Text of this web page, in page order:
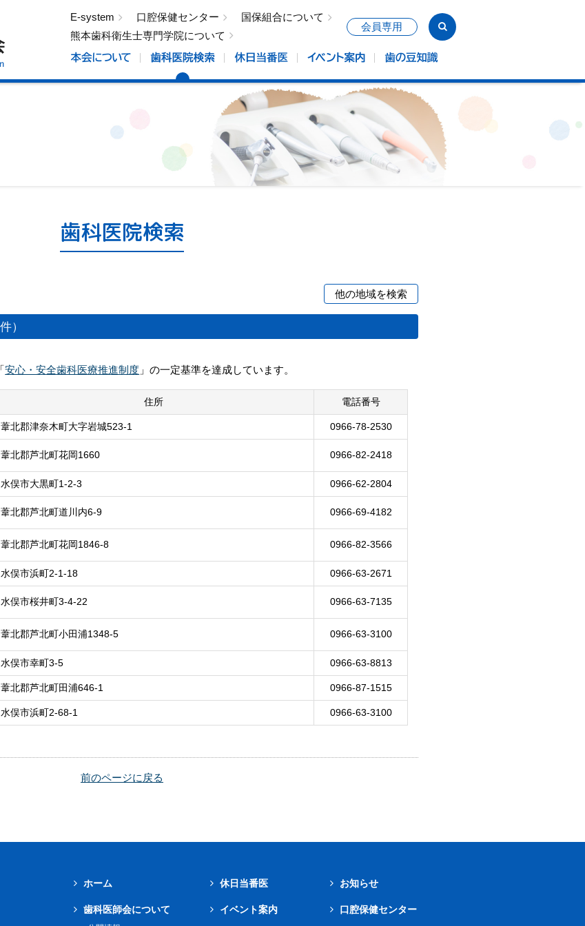
E-system 口腔保健センター
国保組合について
熊本歯科衛生士専門学院について
会員専用
歯科医院検索
他の地域を検索
郡市
市
山鹿市
水俣・芦北郡市
球磨
天草郡市
）
安心・安全歯科医療推進制度 」の一定基準を達成しています。
住所 電話番号
葦北郡津奈木町大字岩城523-1 0966-78-2530
葦北郡芦北町花岡1660 0966-82-2418
水俣市大黒町1-2-3 0966-62-2804
葦北郡芦北町道川内6-9 0966-69-4182
葦北郡芦北町花岡1846-8 0966-82-3566
水俣市浜町2-1-18 0966-63-2671
水俣市桜井町3-4-22 0966-63-7135
葦北郡芦北町小田浦1348-5 0966-63-3100
水俣市幸町3-5 0966-63-8813
葦北郡芦北町田浦646-1 0966-87-1515
水俣市浜町2-68-1 0966-63-3100
前のページに戻る
ホーム
歯科医師会について
休日当番医
イベント案内
お知らせ
口腔保健センター